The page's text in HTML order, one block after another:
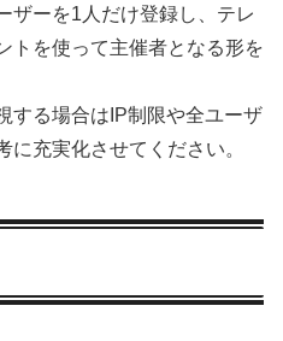
ザーを1人だけ登録し、テレ
トを使って主催者となる形を
する場合はIP制限や全ユーザ
充実化させてください。